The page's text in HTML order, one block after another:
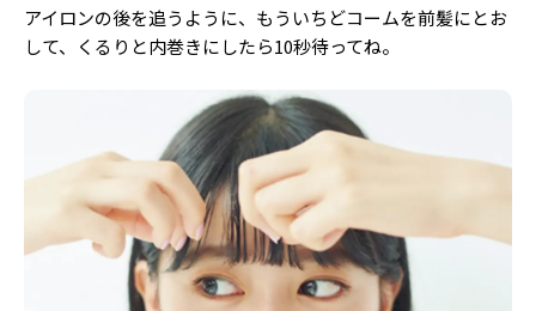
アイロンの後を追うように、もういちどコームを前髪にとお
して、くるりと内巻きにしたら10秒待ってね。